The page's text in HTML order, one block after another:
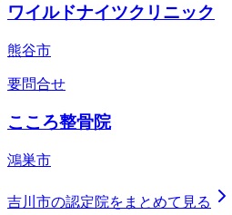
ワイルドナイツクリニック
熊谷市
要問合せ
こころ整骨院
鴻巣市
吉川市の認定院をまとめて見る